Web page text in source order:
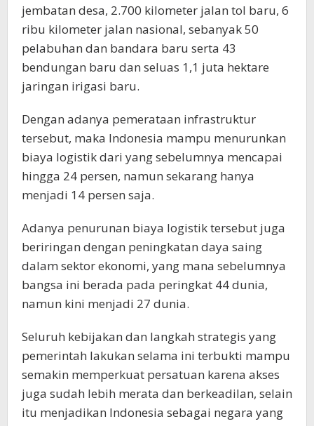
jembatan desa, 2.700 kilometer jalan tol baru, 6
ribu kilometer jalan nasional, sebanyak 50
pelabuhan dan bandara baru serta 43
bendungan baru dan seluas 1,1 juta hektare
jaringan irigasi baru.
Dengan adanya pemerataan infrastruktur
tersebut, maka Indonesia mampu menurunkan
biaya logistik dari yang sebelumnya mencapai
hingga 24 persen, namun sekarang hanya
menjadi 14 persen saja.
Adanya penurunan biaya logistik tersebut juga
beriringan dengan peningkatan daya saing
dalam sektor ekonomi, yang mana sebelumnya
bangsa ini berada pada peringkat 44 dunia,
namun kini menjadi 27 dunia.
Seluruh kebijakan dan langkah strategis yang
pemerintah lakukan selama ini terbukti mampu
semakin memperkuat persatuan karena akses
juga sudah lebih merata dan berkeadilan, selain
itu menjadikan Indonesia sebagai negara yang